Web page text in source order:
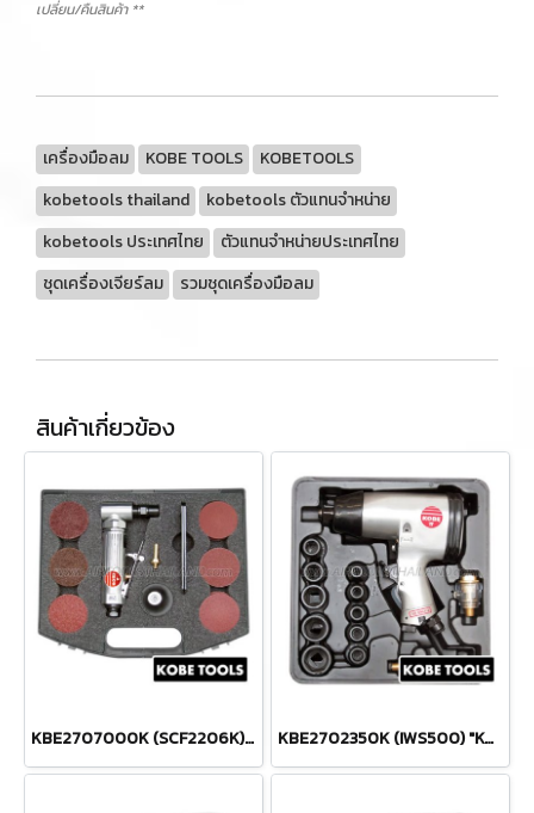
เปลี่ยน/คืนสินค้า **
เครื่องมือลม KOBE TOOLS
KOBETOOLS
kobetools thailand
kobetools ตัวแทนจำหน่าย
kobetools ประเทศไทย
ตัวแทนจำหน่ายประเทศไทย
ชุดเครื่องเจียร์ลม
รวมชุดเครื่องมือลม
สินค้าเกี่ยวข้อง
KBE2707000K (SCF2206K) ชุดอุปกรณ์ปรับสภาพและขัดผิว SURFACE CONDITIONING & FINISHING KIT "KOBETOOLS" สินค้าประเทศอังกฤษ KBE2702350K (IWS500) "KOBE" ชุดบล็อกลม 4 หุน (1/2") พร้อมลูกบล็อกลม 9-27 มม. AIR IMPACT WRENCH SET + AIR SOCKET 1/2" "KOBETOOLS" สินค้าประเทศอังกฤษ